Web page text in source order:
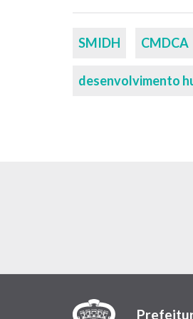
Palavras-
SMIDH CMDCA
desenvolvimento